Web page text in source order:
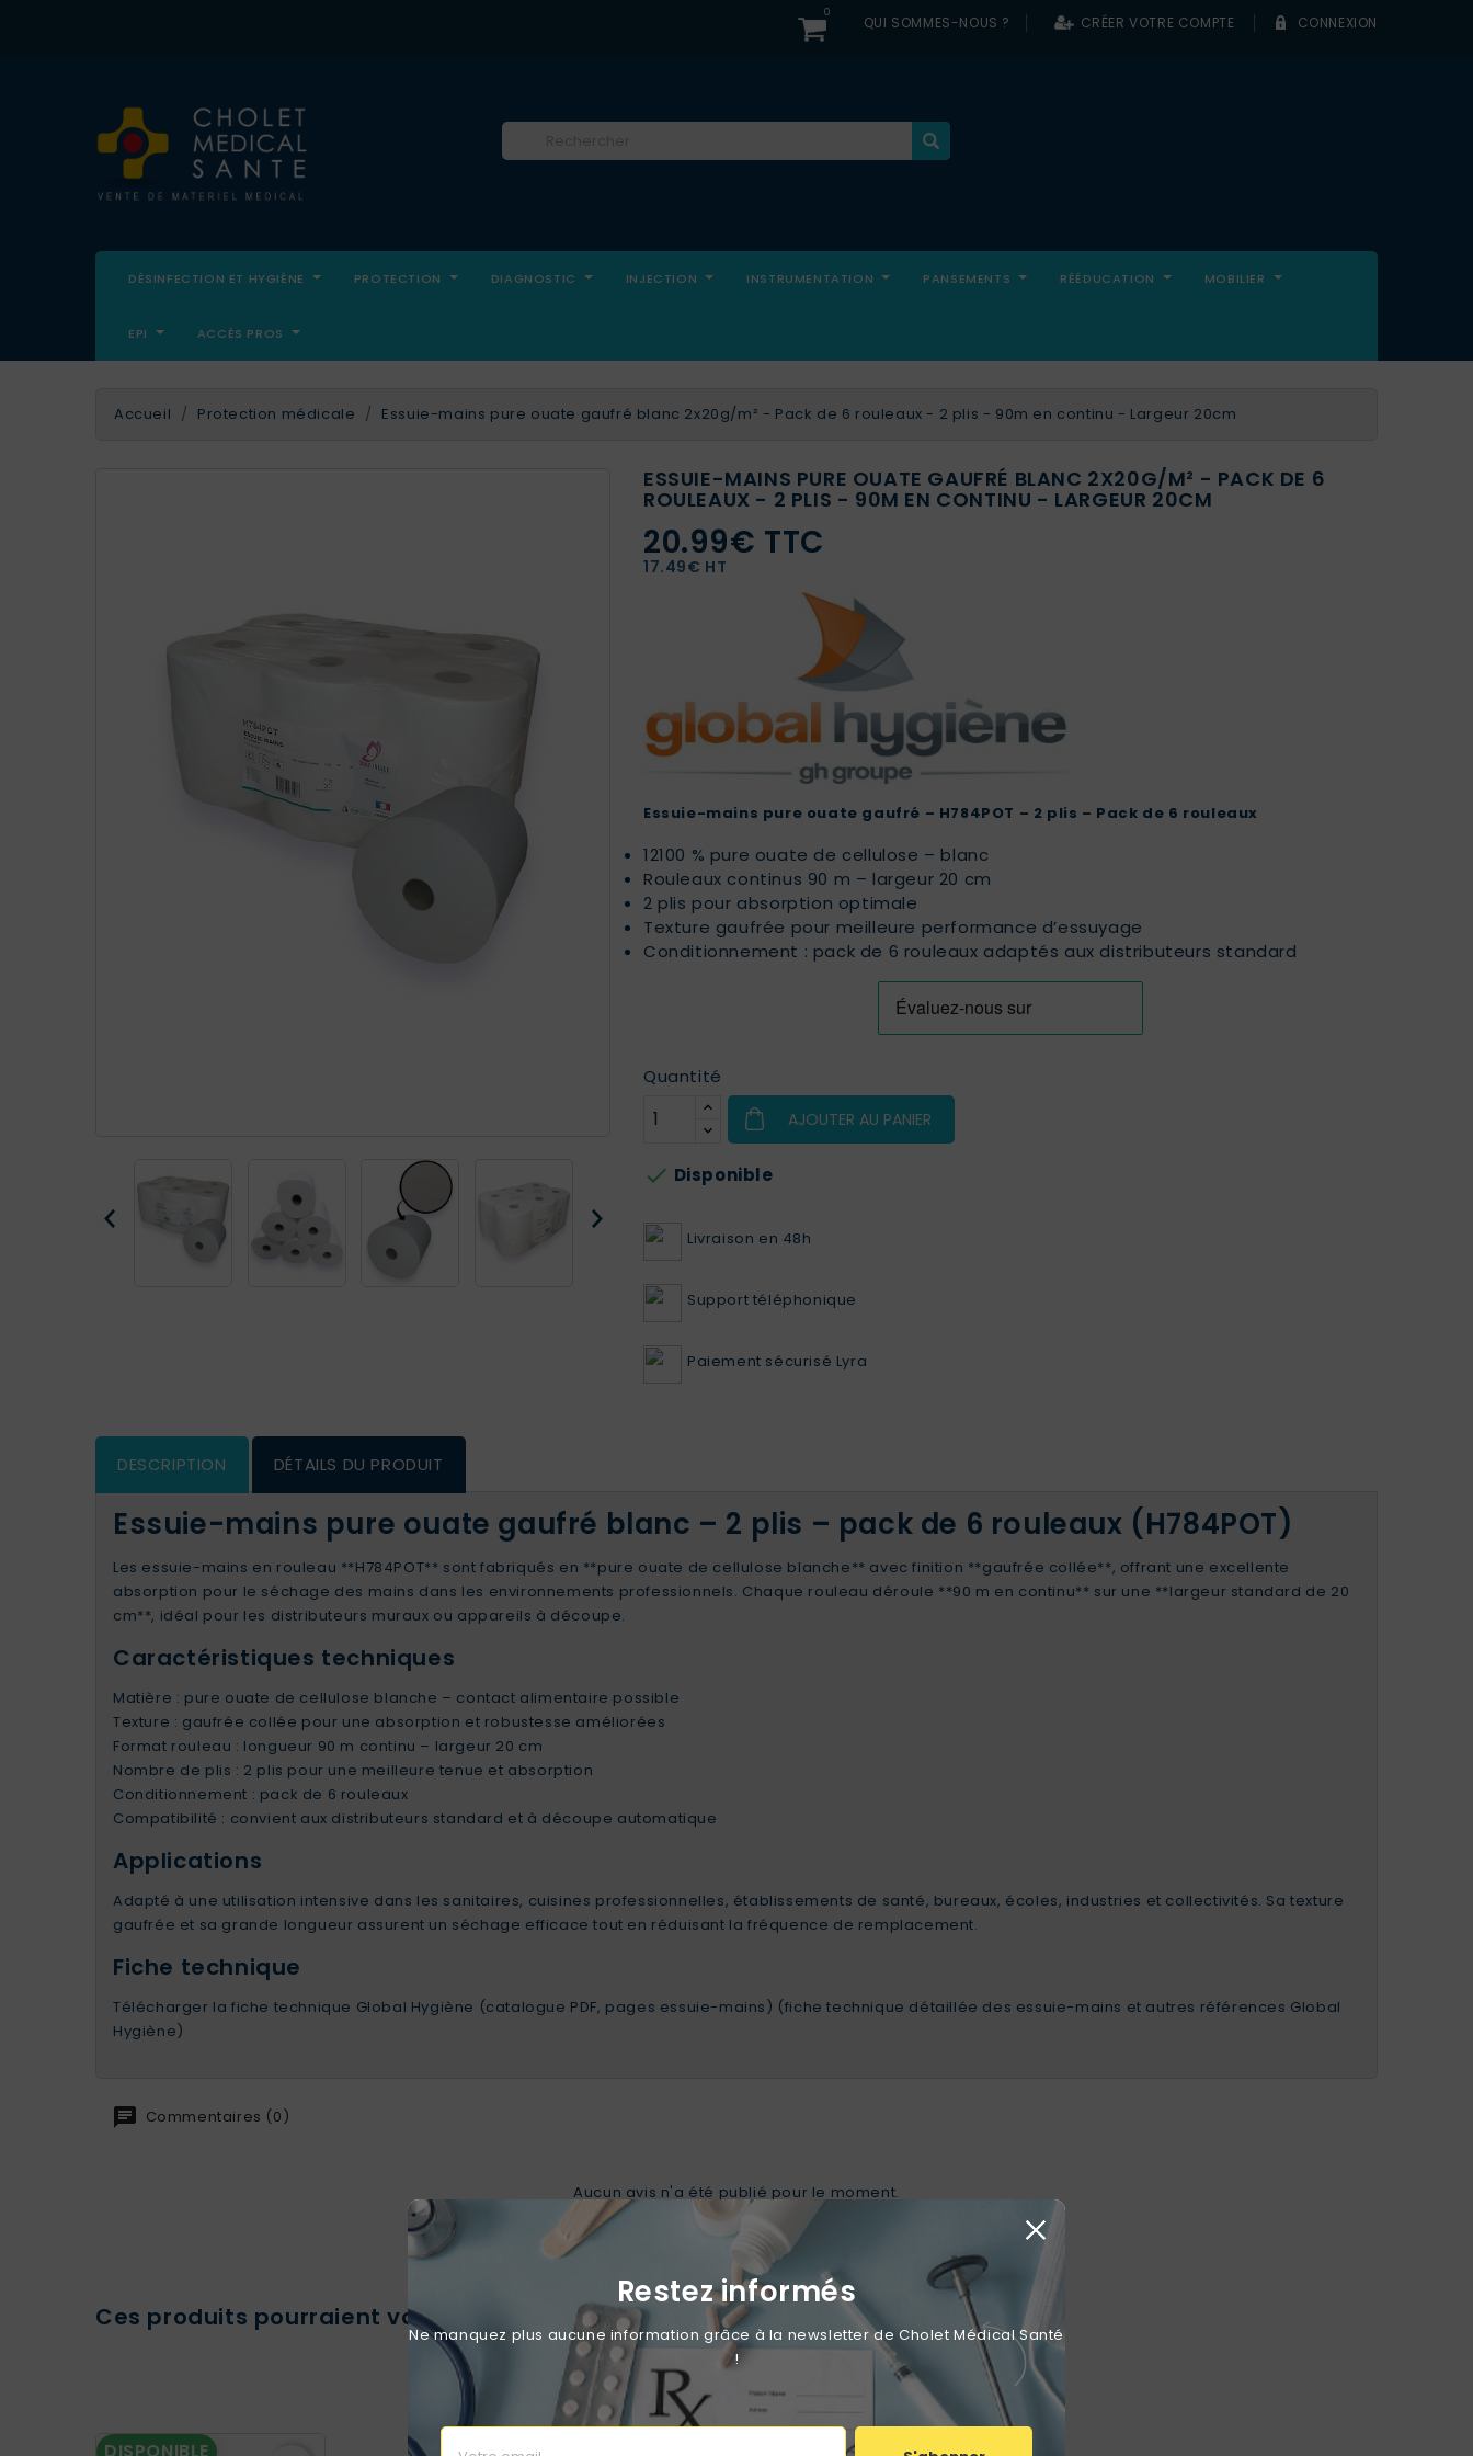
0
QUI SOMMES-NOUS ? CRÉER VOTRE COMPTE CONNEXION
Restez informés
Ne manquez plus aucune information grâce à la newsletter de Cholet Médical Santé
!
DÉSINFECTION ET HYGIÈNE PROTECTION DIAGNOSTIC INJECTION INSTRUMENTATION PANSEMENTS RÉÉDUCATION MOBILIER
EPI ACCÈS PROS
Accueil Protection médicale Essuie-mains pure ouate gaufré blanc 2x20g/m² - Pack de 6 rouleaux - 2 plis - 90m en continu - Largeur 20cm
ESSUIE-MAINS PURE OUATE GAUFRÉ BLANC 2X20G/M² - PACK DE 6
ROULEAUX - 2 PLIS - 90M EN CONTINU - LARGEUR 20CM
20.99€ TTC
17.49€ HT
Essuie-mains pure ouate gaufré – H784POT – 2 plis – Pack de 6 rouleaux
12100 % pure ouate de cellulose – blanc
Rouleaux continus 90 m – largeur 20 cm
2 plis pour absorption optimale
Texture gaufrée pour meilleure performance d’essuyage
Conditionnement : pack de 6 rouleaux adaptés aux distributeurs standard
Quantité
AJOUTER AU PANIER
 Disponible
Livraison en 48h
Support téléphonique
Paiement sécurisé Lyra
DESCRIPTION DÉTAILS DU PRODUIT
Essuie-mains pure ouate gaufré blanc – 2 plis – pack de 6 rouleaux (H784POT)
Les essuie-mains en rouleau **H784POT** sont fabriqués en **pure ouate de cellulose blanche** avec finition **gaufrée collée**, offrant une excellente
absorption pour le séchage des mains dans les environnements professionnels. Chaque rouleau déroule **90 m en continu** sur une **largeur standard de 20
cm**, idéal pour les distributeurs muraux ou appareils à découpe.
Caractéristiques techniques
Matière : pure ouate de cellulose blanche – contact alimentaire possible
Texture : gaufrée collée pour une absorption et robustesse améliorées
Format rouleau : longueur 90 m continu – largeur 20 cm
Nombre de plis : 2 plis pour une meilleure tenue et absorption
Conditionnement : pack de 6 rouleaux
Compatibilité : convient aux distributeurs standard et à découpe automatique
Applications
Adapté à une utilisation intensive dans les sanitaires, cuisines professionnelles, établissements de santé, bureaux, écoles, industries et collectivités. Sa texture
gaufrée et sa grande longueur assurent un séchage efficace tout en réduisant la fréquence de remplacement.
Fiche technique
Télécharger la fiche technique Global Hygiène (catalogue PDF, pages essuie-mains) (fiche technique détaillée des essuie-mains et autres références Global
Hygiène)
Commentaires (0)
Aucun avis n'a été publié pour le moment.
Ces produits pourraient vous intéresser
DISPONIBLE